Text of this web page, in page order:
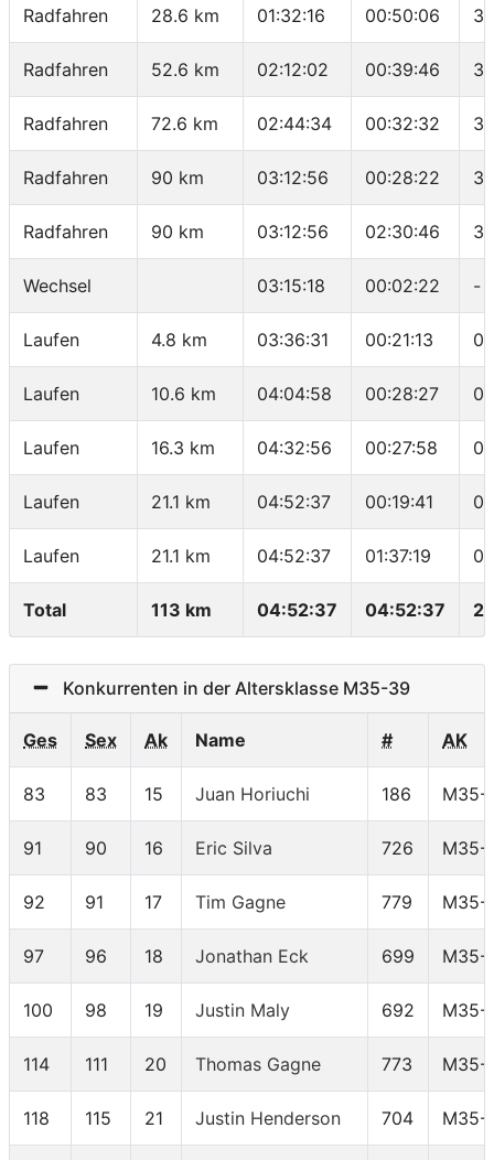
Radfahren 28.6 km 01:32:16 00:50:06
Radfahren 52.6 km 02:12:02 00:39:46
Radfahren 72.6 km 02:44:34 00:32:32
Radfahren 90 km 03:12:56 00:28:22
Radfahren 90 km 03:12:56 02:30:46
Wechsel 03:15:18 00:02:22 -
Laufen 4.8 km 03:36:31 00:21:13
Laufen 10.6 km 04:04:58 00:28:27
Laufen 16.3 km 04:32:56 00:27:58
Laufen 21.1 km 04:52:37 00:19:41
Laufen 21.1 km 04:52:37 01:37:19
Total 113 km 04:52:37 04:52:37
Konkurrenten in der Altersklasse M35-39
Ges Sex Ak Name # AK
83 83 15 Juan Horiuchi 186 M35-
91 90 16 Eric Silva 726 M35-
92 91 17 Tim Gagne 779 M35-
97 96 18 Jonathan Eck 699 M35-
100 98 19 Justin Maly 692 M35-
114 111 20 Thomas Gagne 773 M35-
118 115 21 Justin Henderson 704 M35-